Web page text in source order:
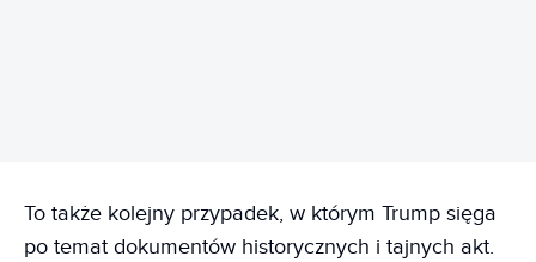
To także kolejny przypadek, w którym Trump sięga
po temat dokumentów historycznych i tajnych akt.